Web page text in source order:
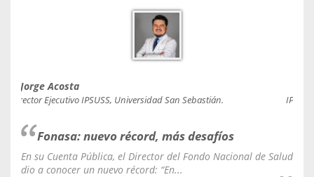
Jorge Acosta
Director Ejecutivo IPSUSS, Universidad San Sebastián.
Fonasa: nuevo récord, más desafíos
En su Cuenta Pública, el Director del Fondo Nacional de Salud
dio a conocer un nuevo récord: “En...